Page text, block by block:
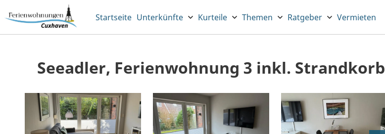
Startseite Unterkünfte Kurteile Themen Ratgeber Vermieten
Seeadler, Ferienwohnung 3 inkl. Strandkorb